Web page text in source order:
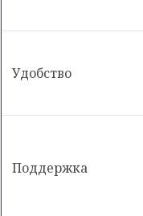
Удобство
Поддержка